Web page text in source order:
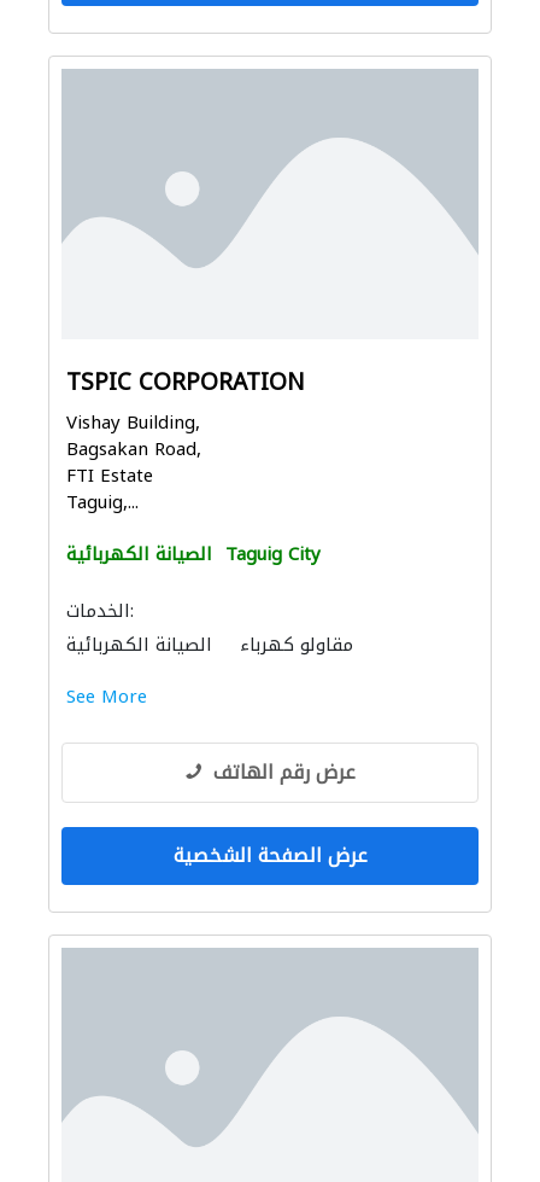
TSPIC CORPORATION
Vishay Building,
Bagsakan Road,
FTI Estate
Taguig,...
الصيانة الكهربائية Taguig City
الخدمات:
الصيانة الكهربائية
مقاولو كهرباء
See More
عرض رقم الهاتف
عرض الصفحة الشخصية